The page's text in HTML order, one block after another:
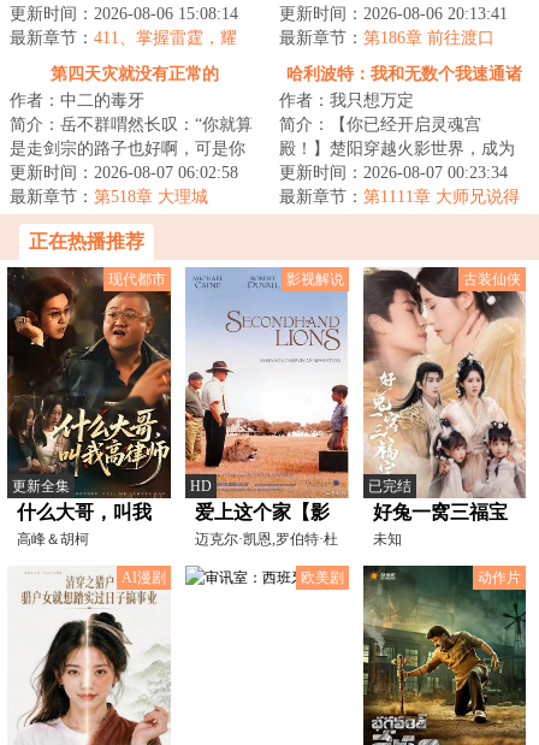
喊我的名字。”“黄天先生，你这是
幻听。”...
更新时间：2026-08-06 15:08:14
最新章节： 411、掌握雷霆，耀
金，你们想突破吗？
鬼……...
更新时间：2026-08-06 20:13:41
最新章节： 第186章 前往渡口
第四天灾就没有正常的
作者：中二的毒牙
简介：岳不群喟然长叹：“你就算
是走剑宗的路子也好啊，可是你
这……”俞莲舟痛心疾首：“早知道
你会如此...
更新时间：2026-08-07 06:02:58
最新章节： 第518章 大理城
哈利波特：我和无数个我速通诸
天
作者：我只想万定
简介：【你已经开启灵魂宫
殿！】楚阳穿越火影世界，成为
千手一族一员，但似乎穿越的有
点早，穿越忍村都还...
更新时间：2026-08-07 00:23:34
最新章节： 第1111章 大师兄说得
正在热播推荐
现代都市
更新全集
什么大哥，叫我
高律师
高峰＆胡柯
影视解说
HD
爱上这个家【影
视解说】
迈克尔·凯恩,罗伯特·杜
瓦尔,海利·乔·奥
古装仙侠
已完结
好兔一窝三福宝
未知
AI漫剧 欧美剧 动作片